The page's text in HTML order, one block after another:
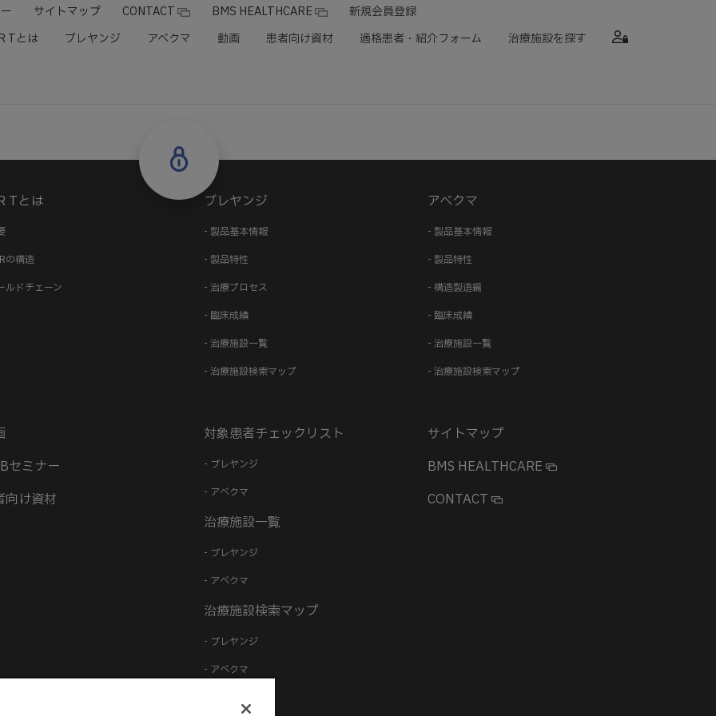
Tとは ブレヤンジ アベクマ 動画 患者向け資材 適格患者・紹介フォーム 治療施設を探す
サイトマップ CONTACT BMS HEALTHCARE 新規会員登録
Tとは
の構造
ルドチェーン
ブレヤンジ
- 製品基本情報
- 製品特性
- 治療プロセス
- 臨床成績
- 治療施設一覧
- 治療施設検索マップ
アベクマ
- 製品基本情報
- 製品特性
- 構造製造編
- 臨床成績
- 治療施設一覧
- 治療施設検索マップ
セミナー
向け資材
対象患者チェックリスト
- ブレヤンジ
- アベクマ
治療施設一覧
- ブレヤンジ
- アベクマ
治療施設検索マップ
- ブレヤンジ
- アベクマ
サイトマップ
BMS HEALTHCARE
CONTACT